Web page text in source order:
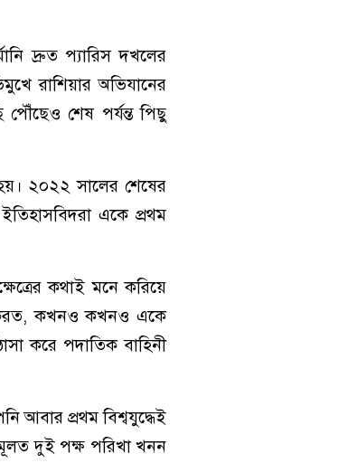
দ্রুত প্যারিস দখলের
রাশিয়ার অভিযানের
পৌঁছেও শেষ পর্যন্ত পিছু
২০২২ সালের শেষের
একে প্রথম
কথাই মনে করিয়ে
করত, কখনও কখনও একে
করে পদাতিক বাহিনী
আবার প্রথম বিশ্বযুদ্ধেই
দুই পক্ষ পরিখা খনন